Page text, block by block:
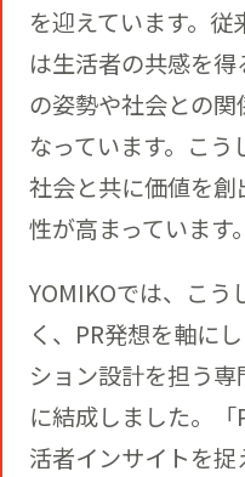
を迎えています。
は生活者の共感を
の姿勢や社会との
なっています。こ
社会と共に価値を
性が高まっています。
YOMIKOでは、こう
く、PR発想を軸に
ション設計を担う
に結成しました。
活者インサイトを